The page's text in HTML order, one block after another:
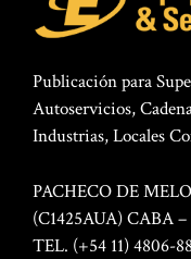
Publicación para
Autoservicios,
Industrias, Locales
PACHECO DE
(C1425AUA) CABA
TEL. (+54 11) 4806-